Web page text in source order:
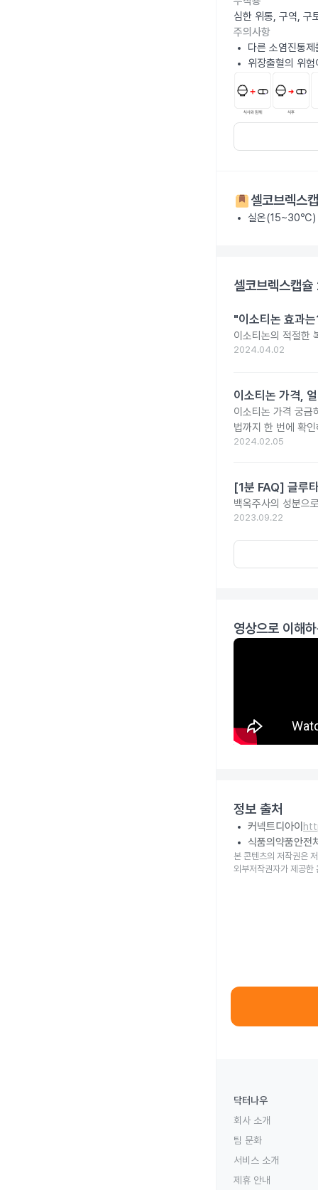
심한 위통, 구역, 구
주의사항
다른 소염진통
위장출혈의 위
셀코브렉스
실온(15~30℃)
셀코브렉스캡
"이소티논 효과
이소티논의 적절한
2024.04.02
이소티논 가격,
이소티논 가격 궁금
법까지 한 번에 확
2024.02.05
[1분 FAQ] 글루
백옥주사의 성분으
2023.09.22
영상으로 이해
정보 출처
커넥트디아이
식품의약품안전
본 콘텐츠의 저작권은
외부저작권자가 제공한
닥터나우
회사 소개
팀 문화
서비스 소개
제휴 안내